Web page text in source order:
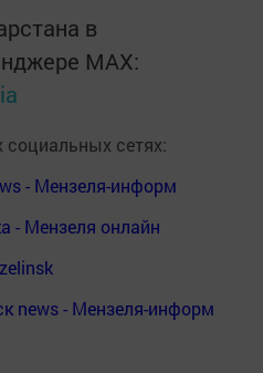
в
MАХ:
социальных сетях:
- Мензеля-информ
- Мензеля онлайн
news - Мензеля-информ